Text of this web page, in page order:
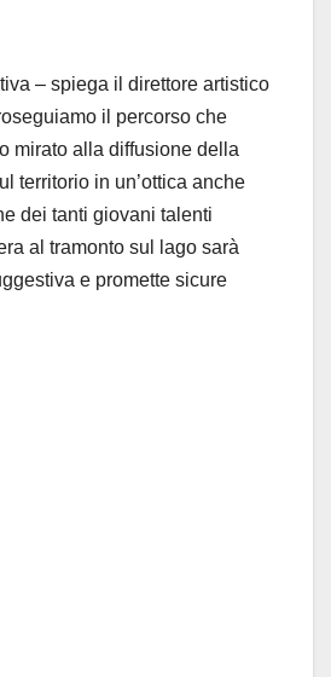
– spiega il direttore artistico
il percorso che
mirato alla diffusione della
territorio in un’ottica anche
dei tanti giovani talenti
al tramonto sul lago sarà
e promette sicure